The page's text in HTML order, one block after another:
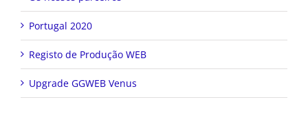
Portugal 2020
Registo de Produção WEB
Upgrade GGWEB Venus